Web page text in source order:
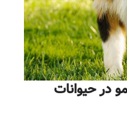
در حیوانات